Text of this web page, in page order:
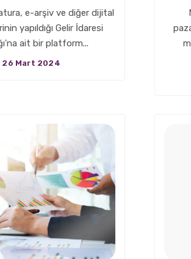
e-arşiv ve diğer dijital
yapıldığı Gelir İdaresi
ait bir platform...
26 Mart 2024